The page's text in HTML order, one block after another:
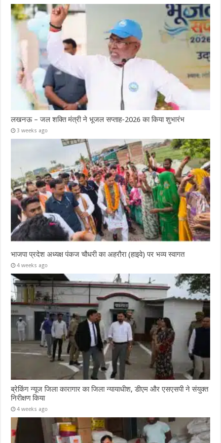
लखनऊ – जल शक्ति मंत्री ने भूजल सप्ताह-2026 का किया शुभारंभ
3 weeks ago
भाजपा प्रदेश अध्यक्ष पंकज चौधरी का अहरौरा (हाइवे) पर भव्य स्वागत
4 weeks ago
ब्रेकिंग न्यूज जिला कारागार का जिला न्यायाधीश, डीएम और एसएसपी ने संयुक्त
निरीक्षण किया
4 weeks ago